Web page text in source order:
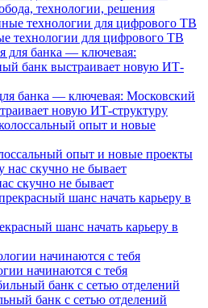
технологии, решения
технологии для цифрового ТВ
банка — ключевая: Московский
новую ИТ-структуру
опыт и новые проекты
скучно не бывает
шанс начать карьеру в
начинаются с тебя
банк с сетью отделений